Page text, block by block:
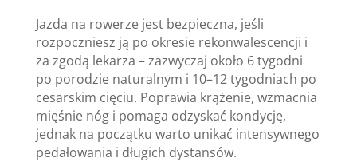
Jazda na rowerze jest bezpieczna, jeśli
rozpoczniesz ją po okresie rekonwalescencji i
za zgodą lekarza – zazwyczaj około 6 tygodni
po porodzie naturalnym i 10–12 tygodniach po
cesarskim cięciu. Poprawia krążenie, wzmacnia
mięśnie nóg i pomaga odzyskać kondycję,
jednak na początku warto unikać intensywnego
pedałowania i długich dystansów.